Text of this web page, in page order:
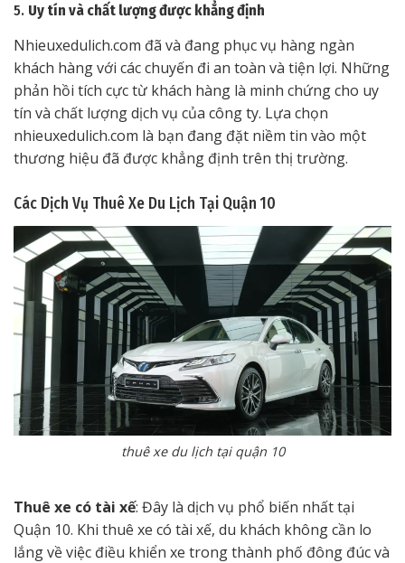
5. Uy tín và chất lượng được khẳng định
Nhieuxedulich.com đã và đang phục vụ hàng ngàn
khách hàng với các chuyến đi an toàn và tiện lợi. Những
phản hồi tích cực từ khách hàng là minh chứng cho uy
tín và chất lượng dịch vụ của công ty. Lựa chọn
nhieuxedulich.com là bạn đang đặt niềm tin vào một
thương hiệu đã được khẳng định trên thị trường.
Các Dịch Vụ Thuê Xe Du Lịch Tại Quận 10
thuê xe du lịch tại quận 10
Thuê xe có tài xế: Đây là dịch vụ phổ biến nhất tại
Quận 10. Khi thuê xe có tài xế, du khách không cần lo
lắng về việc điều khiển xe trong thành phố đông đúc và